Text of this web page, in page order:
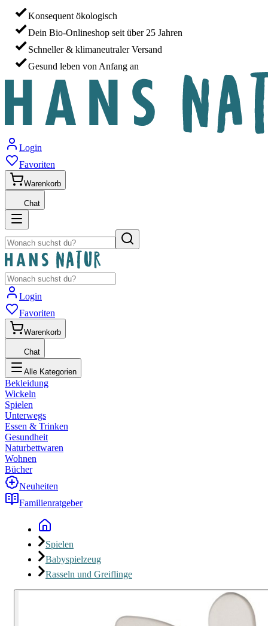
Konsequent ökologisch
Dein Bio-Onlineshop seit über 25 Jahren
Schneller & klimaneutraler Versand
Gesund leben von Anfang an
Login
Favoriten
Warenkorb
Chat
Login
Favoriten
Warenkorb
Chat
Alle Kategorien
Bekleidung
Wickeln
Spielen
Unterwegs
Essen & Trinken
Gesundheit
Naturbettwaren
Wohnen
Bücher
Neuheiten
Familienratgeber
Spielen
Babyspielzeug
Rasseln und Greiflinge